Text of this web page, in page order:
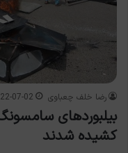
رضا خلف چعباوی 07-02
بیلبوردهای
کشیده شدند